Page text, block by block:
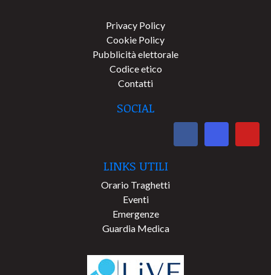
Privacy Policy
Cookie Policy
Pubblicità elettorale
Codice etico
Contatti
SOCIAL
LINKS UTILI
Orario Traghetti
Eventi
Emergenze
Guardia Medica